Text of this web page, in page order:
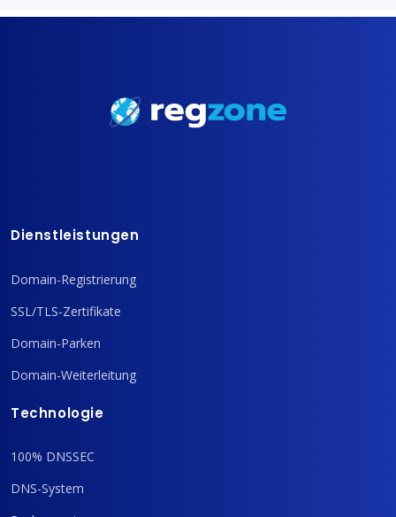
Dienstleistungen
Domain-Registrierung
SSL/TLS-Zertifikate
Domain-Parken
Domain-Weiterleitung
Technologie
100% DNSSEC
DNS-System